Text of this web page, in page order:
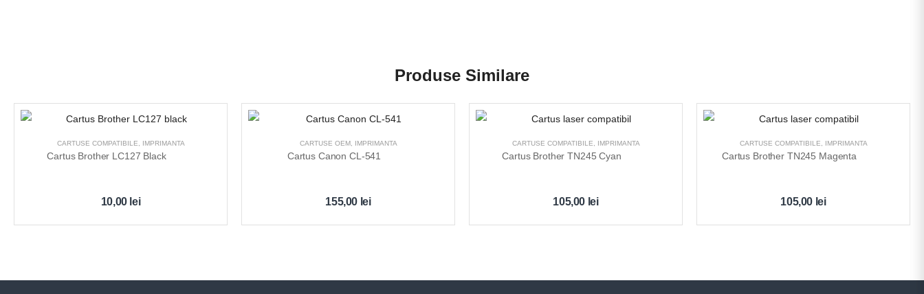
Produse Similare
CARTUSE COMPATIBILE, IMPRIMANTA
Cartus Brother LC127 Black
10,00 lei
CARTUSE OEM, IMPRIMANTA
Cartus Canon CL-541
155,00 lei
CARTUSE COMPATIBILE, IMPRIMANTA
Cartus Brother TN245 Cyan
105,00 lei
CARTUSE COMPATIBILE, IMPRIMANTA
Cartus Brother TN245 Magenta
105,00 lei